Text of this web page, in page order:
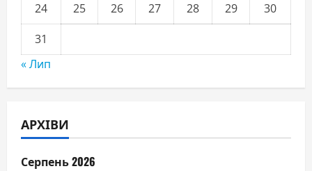
24
25 26 27 28 29
30
31
« Лип
АРХІВИ
Серпень 2026